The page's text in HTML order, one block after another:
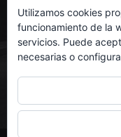
Utilizamos cookies
funcionamiento de la
servicios. Puede
necesarias o